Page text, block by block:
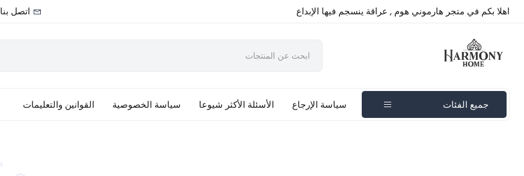
اهلا بكم في متجر هارموني هوم , عراقة ينسجم فيها الإبداع اتصل بنا
جميع الفئات سياسة الإرجاع الأسئلة الأكثر شيوعا سياسة الخصوصية القوانين والتعليمات